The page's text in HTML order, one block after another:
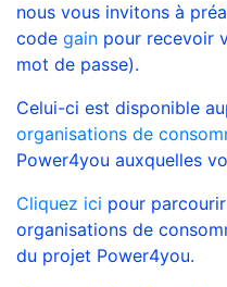
nous vous invitons à
code gain pour recevoir
mot de passe).
Celui-ci est disponible
organisations de
Power4you auxquelles
Cliquez ici pour
organisations de
du projet Power4you.